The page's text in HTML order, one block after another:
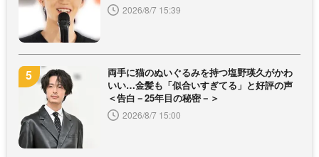
2026/8/7 15:39
両手に猫のぬいぐるみを持つ塩野瑛久がかわ
いい…金髪も「似合いすぎてる」と好評の声
＜告白－25年目の秘密－＞
2026/8/7 15:00